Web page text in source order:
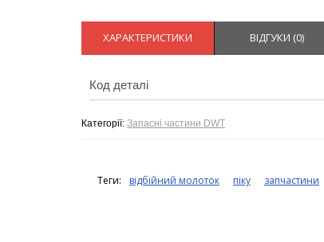
ХАРАКТЕРИСТИКИ ВІДГУКИ (0)
Код деталі
Категорії: Запасні частини DWT
Теги: відбійний молоток піку запчастини